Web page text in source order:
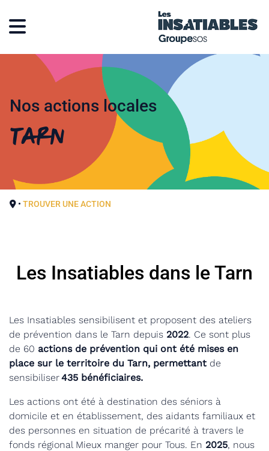
Nos actions locales
Tarn
• TROUVER UNE ACTION
Les Insatiables dans le Tarn
Les Insatiables sensibilisent et proposent des ateliers
de prévention dans le Tarn depuis 2022. Ce sont plus
de 60 actions de prévention qui ont été mises en
place sur le territoire du Tarn, permettant de
sensibiliser435 bénéficiaires.
Les actions ont été à destination des séniors à
domicile et en établissement, des aidants familiaux et
des personnes en situation de précarité à travers le
fonds régional Mieux manger pour Tous. En 2025, nous